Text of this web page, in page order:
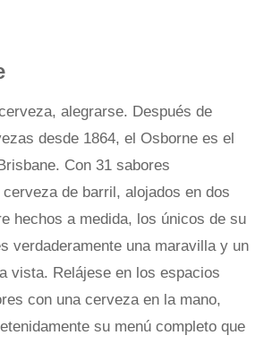
alegrarse. Después de
desde 1864, el Osborne es el
Con 31 sabores
de barril, alojados en dos
hechos a medida, los únicos de su
verdaderamente una maravilla y un
vista. Relájese en los espacios
con una cerveza en la mano,
su menú completo que